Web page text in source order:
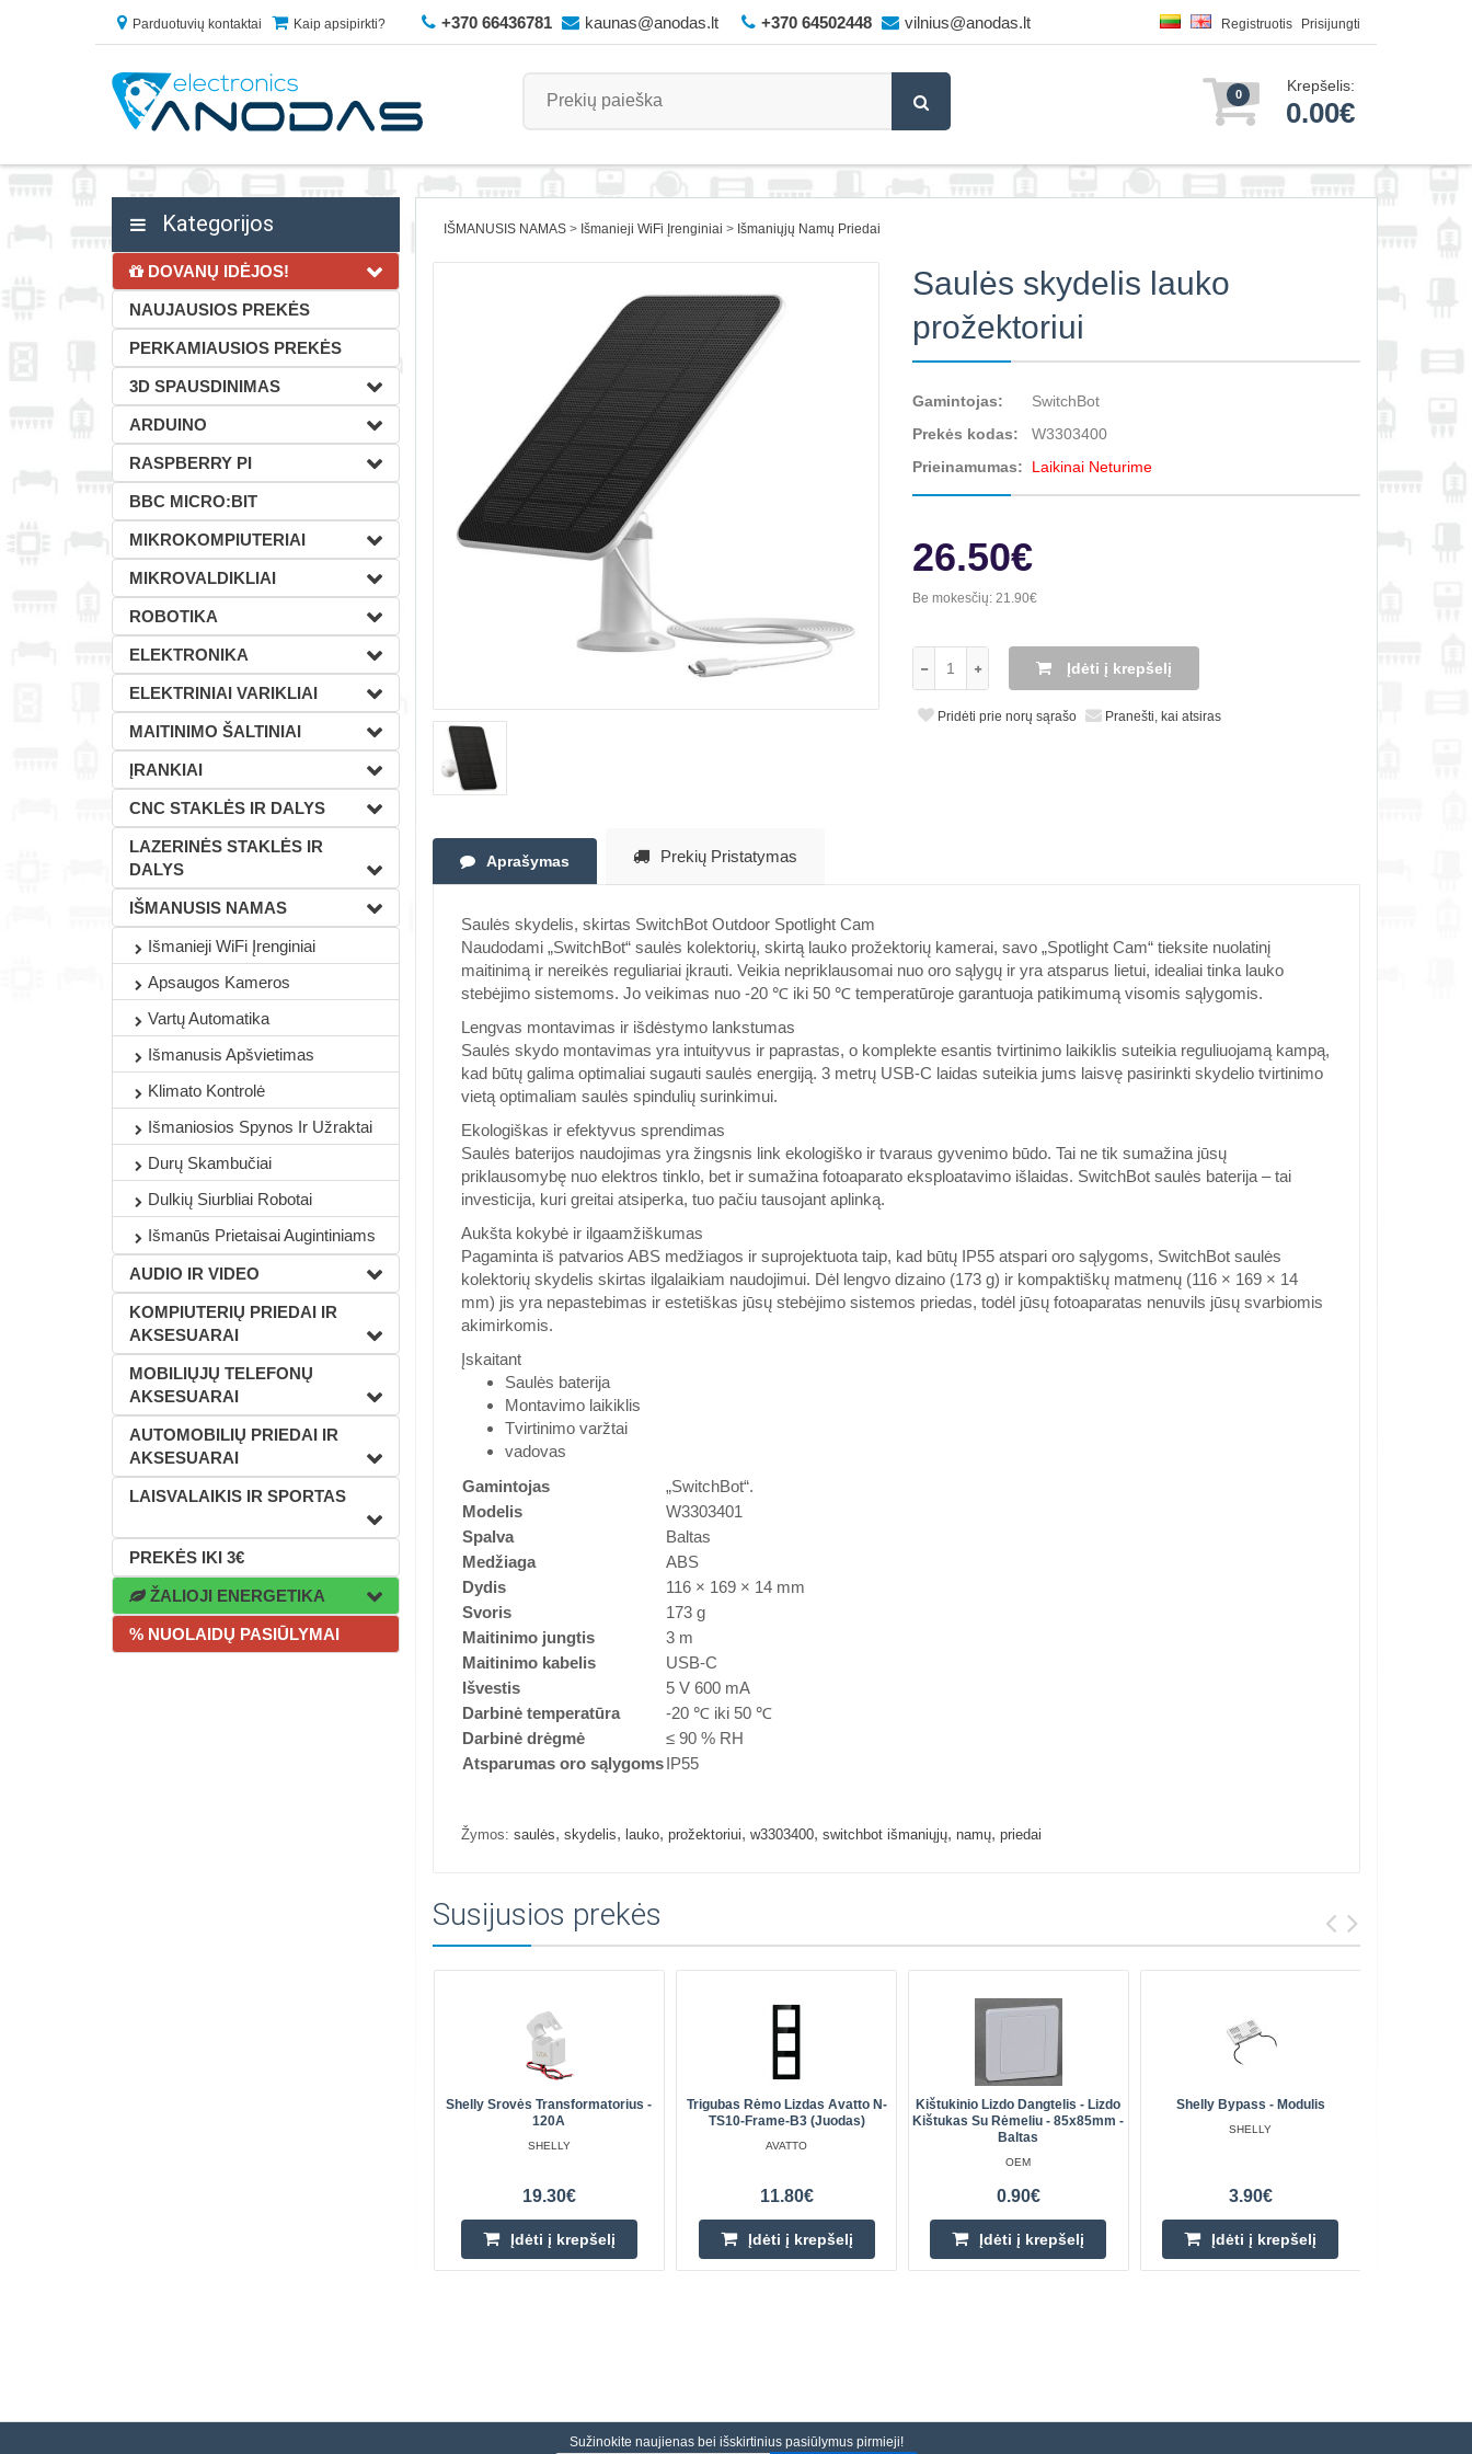
Parduotuvių kontaktai Kaip apsipirkti? +370 66436781 kaunas@anodas.lt +370 64502448 vilnius@anodas.lt Registruotis Prisijungti
0 Krepšelis:
0.00€
Kategorijos
DOVANŲ IDĖJOS!
NAUJAUSIOS PREKĖS
PERKAMIAUSIOS PREKĖS
3D SPAUSDINIMAS
ARDUINO
RASPBERRY PI
BBC MICRO:BIT
MIKROKOMPIUTERIAI
MIKROVALDIKLIAI
ROBOTIKA
ELEKTRONIKA
ELEKTRINIAI VARIKLIAI
MAITINIMO ŠALTINIAI
ĮRANKIAI
CNC STAKLĖS IR DALYS
LAZERINĖS STAKLĖS IR
DALYS
IŠMANUSIS NAMAS
Išmanieji WiFi Įrenginiai
Apsaugos Kameros
Vartų Automatika
Išmanusis Apšvietimas
Klimato Kontrolė
Išmaniosios Spynos Ir Užraktai
Durų Skambučiai
Dulkių Siurbliai Robotai
Išmanūs Prietaisai Augintiniams
AUDIO IR VIDEO
KOMPIUTERIŲ PRIEDAI IR
AKSESUARAI
MOBILIŲJŲ TELEFONŲ
AKSESUARAI
AUTOMOBILIŲ PRIEDAI IR
AKSESUARAI
LAISVALAIKIS IR SPORTAS
PREKĖS IKI 3€
ŽALIOJI ENERGETIKA
% NUOLAIDŲ PASIŪLYMAI
IŠMANUSIS NAMAS Išmanieji WiFi Įrenginiai Išmaniųjų Namų Priedai
Saulės skydelis lauko
prožektoriui
Gamintojas:
SwitchBot
Prekės kodas:
W3303400
Prieinamumas:
Laikinai Neturime
26.50€
Be mokesčių:21.90€
Įdėti į krepšelį
Pridėti prie norų sąrašo Pranešti, kai atsiras
Aprašymas Prekių Pristatymas
Saulės skydelis, skirtas SwitchBot Outdoor Spotlight Cam
Naudodami „SwitchBot“ saulės kolektorių, skirtą lauko prožektorių kamerai, savo „Spotlight Cam“ tieksite nuolatinį
maitinimą ir nereikės reguliariai įkrauti. Veikia nepriklausomai nuo oro sąlygų ir yra atsparus lietui, idealiai tinka lauko
stebėjimo sistemoms. Jo veikimas nuo -20 ℃ iki 50 ℃ temperatūroje garantuoja patikimumą visomis sąlygomis.
Lengvas montavimas ir išdėstymo lankstumas
Saulės skydo montavimas yra intuityvus ir paprastas, o komplekte esantis tvirtinimo laikiklis suteikia reguliuojamą kampą,
kad būtų galima optimaliai sugauti saulės energiją. 3 metrų USB-C laidas suteikia jums laisvę pasirinkti skydelio tvirtinimo
vietą optimaliam saulės spindulių surinkimui.
Ekologiškas ir efektyvus sprendimas
Saulės baterijos naudojimas yra žingsnis link ekologiško ir tvaraus gyvenimo būdo. Tai ne tik sumažina jūsų
priklausomybę nuo elektros tinklo, bet ir sumažina fotoaparato eksploatavimo išlaidas. SwitchBot saulės baterija – tai
investicija, kuri greitai atsiperka, tuo pačiu tausojant aplinką.
Aukšta kokybė ir ilgaamžiškumas
Pagaminta iš patvarios ABS medžiagos ir suprojektuota taip, kad būtų IP55 atspari oro sąlygoms, SwitchBot saulės
kolektorių skydelis skirtas ilgalaikiam naudojimui. Dėl lengvo dizaino (173 g) ir kompaktiškų matmenų (116 × 169 × 14
mm) jis yra nepastebimas ir estetiškas jūsų stebėjimo sistemos priedas, todėl jūsų fotoaparatas nenuvils jūsų svarbiomis
akimirkomis.
Įskaitant
Saulės baterija
Montavimo laikiklis
Tvirtinimo varžtai
vadovas
Gamintojas
„SwitchBot“.
Modelis
W3303401
Spalva
Baltas
Medžiaga
ABS
Dydis
116 × 169 × 14 mm
Svoris
173 g
Maitinimo jungtis
3 m
Maitinimo kabelis
USB-C
Išvestis
5 V 600 mA
Darbinė temperatūra
-20 ℃ iki 50 ℃
Darbinė drėgmė
≤ 90 % RH
Atsparumas oro sąlygoms IP55
Žymos: saulės, skydelis, lauko, prožektoriui, w3303400, switchbot išmaniųjų, namų, priedai
Susijusios prekės
Shelly Srovės Transformatorius -
120A
SHELLY
19.30€
Įdėti į krepšelį
Trigubas Rėmo Lizdas Avatto N-
TS10-Frame-B3 (juodas)
AVATTO
11.80€
Įdėti į krepšelį
Kištukinio Lizdo Dangtelis - Lizdo
Kištukas Su Rėmeliu - 85x85mm -
Baltas
OEM
0.90€
Įdėti į krepšelį
Shelly Bypass - Modulis
SHELLY
3.90€
Įdėti į krepšelį
Sužinokite naujienas bei išskirtinius pasiūlymus pirmieji!